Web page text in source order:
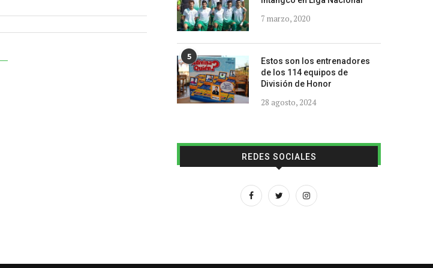
7 marzo, 2020
5
Estos son los entrenadores
de los 114 equipos de
División de Honor
28 agosto, 2024
REDES SOCIALES